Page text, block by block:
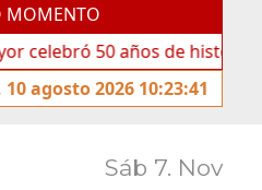
MOMENTO
50 años de historia
agosto 2026 10:23:41
Sáb 7. Nov